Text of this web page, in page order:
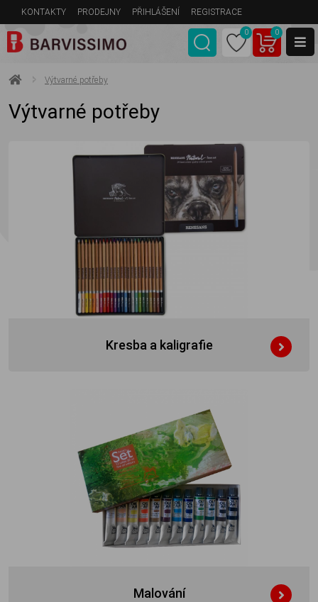
KONTAKTY PRODEJNY PŘIHLÁŠENÍ REGISTRACE
0 0
Výtvarné potřeby
Výtvarné potřeby
Kresba a kaligrafie
Malování